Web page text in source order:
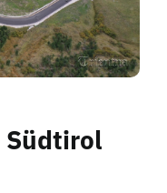
Südtirol